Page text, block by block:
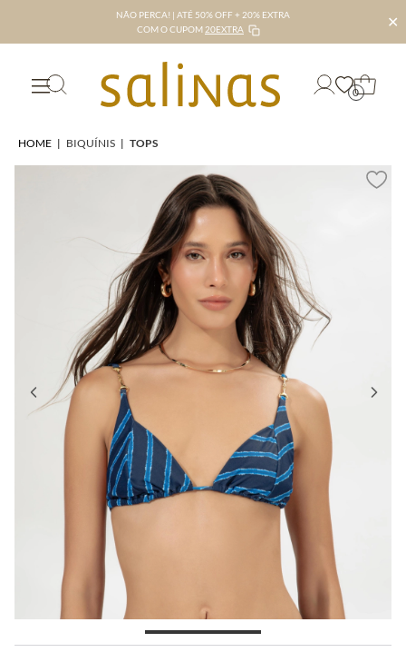
NÃO PERCA! | ATÉ 50% OFF + 20% EXTRA
COM O CUPOM 20EXTRA ✕
0
HOME | BIQUÍNIS | TOPS